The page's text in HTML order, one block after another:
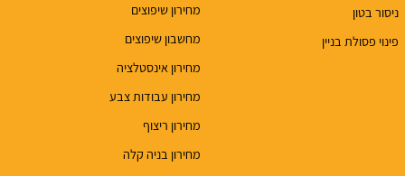
ניסור בטון
פינוי פסולת בניין
מחירון שיפוצים
מחשבון שיפוצים
מחירון אינסטלציה
מחירון עבודות צבע
מחירון ריצוף
מחירון בניה קלה